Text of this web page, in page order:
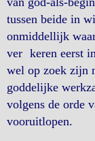
tussen beide in
onmiddellijk
ver keren eerst
wel op zoek zijn
goddelijke
volgens de orde
vooruitlopen.